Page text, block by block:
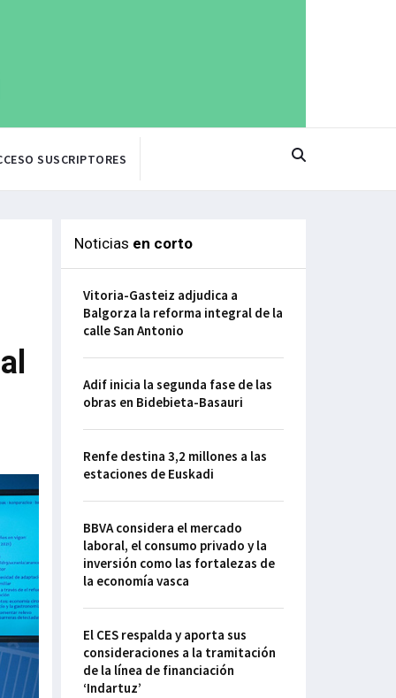
SUSCRIPTORES
Noticias en corto
Vitoria-Gasteiz adjudica a
Balgorza la reforma integral de la
calle San Antonio
Adif inicia la segunda fase de las
obras en Bidebieta-Basauri
Renfe destina 3,2 millones a las
estaciones de Euskadi
BBVA considera el mercado
laboral, el consumo privado y la
inversión como las fortalezas de
la economía vasca
El CES respalda y aporta sus
consideraciones a la tramitación
de la línea de financiación
‘Indartuz’